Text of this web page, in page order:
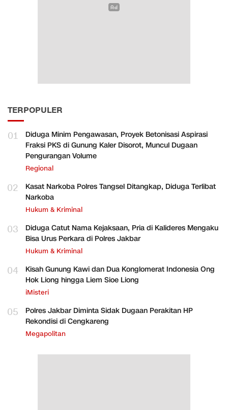
TERPOPULER
01
Diduga Minim Pengawasan, Proyek Betonisasi Aspirasi
Fraksi PKS di Gunung Kaler Disorot, Muncul Dugaan
Pengurangan Volume
Regional
02
Kasat Narkoba Polres Tangsel Ditangkap, Diduga Terlibat
Narkoba
Hukum & Kriminal
03
Diduga Catut Nama Kejaksaan, Pria di Kalideres Mengaku
Bisa Urus Perkara di Polres Jakbar
Hukum & Kriminal
04
Kisah Gunung Kawi dan Dua Konglomerat Indonesia Ong
Hok Liong hingga Liem Sioe Liong
iMisteri
05
Polres Jakbar Diminta Sidak Dugaan Perakitan HP
Rekondisi di Cengkareng
Megapolitan